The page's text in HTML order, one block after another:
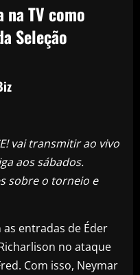
na TV como
Seleção
vai transmitir ao vivo
aos sábados.
sobre o torneio e
entradas de Éder
no ataque
Com isso, Neymar